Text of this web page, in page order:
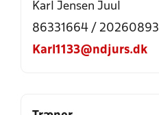
Karl Jensen Juul
86331664 / 20260893
Karl1133@ndjurs.dk